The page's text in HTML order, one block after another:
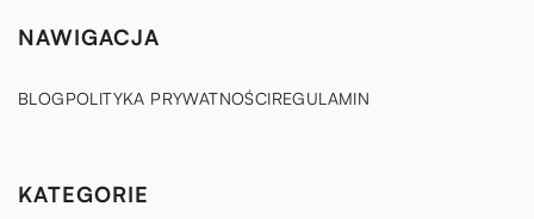
NAWIGACJA
BLOGPOLITYKA PRYWATNOŚCIREGULAMIN
KATEGORIE